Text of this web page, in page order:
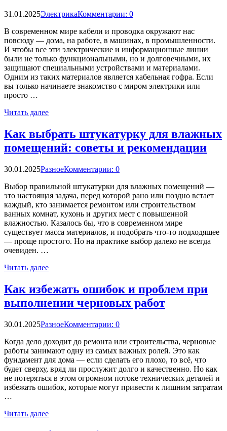
31.01.2025ЭлектрикаКомментарии: 0
В современном мире кабели и проводка окружают нас
повсюду — дома, на работе, в машинах, в промышленности.
И чтобы все эти электрические и информационные линии
были не только функциональными, но и долговечными, их
защищают специальными устройствами и материалами.
Одним из таких материалов является кабельная гофра. Если
вы только начинаете знакомство с миром электрики или
просто …
Читать далее
Как выбрать штукатурку для влажных
помещений: советы и рекомендации
30.01.2025РазноеКомментарии: 0
Выбор правильной штукатурки для влажных помещений —
это настоящая задача, перед которой рано или поздно встает
каждый, кто занимается ремонтом или строительством
ванных комнат, кухонь и других мест с повышенной
влажностью. Казалось бы, что в современном мире
существует масса материалов, и подобрать что-то подходящее
— проще простого. Но на практике выбор далеко не всегда
очевиден. …
Читать далее
Как избежать ошибок и проблем при
выполнении черновых работ
30.01.2025РазноеКомментарии: 0
Когда дело доходит до ремонта или строительства, черновые
работы занимают одну из самых важных ролей. Это как
фундамент для дома — если сделать его плохо, то всё, что
будет сверху, вряд ли прослужит долго и качественно. Но как
не потеряться в этом огромном потоке технических деталей и
избежать ошибок, которые могут привести к лишним затратам
…
Читать далее